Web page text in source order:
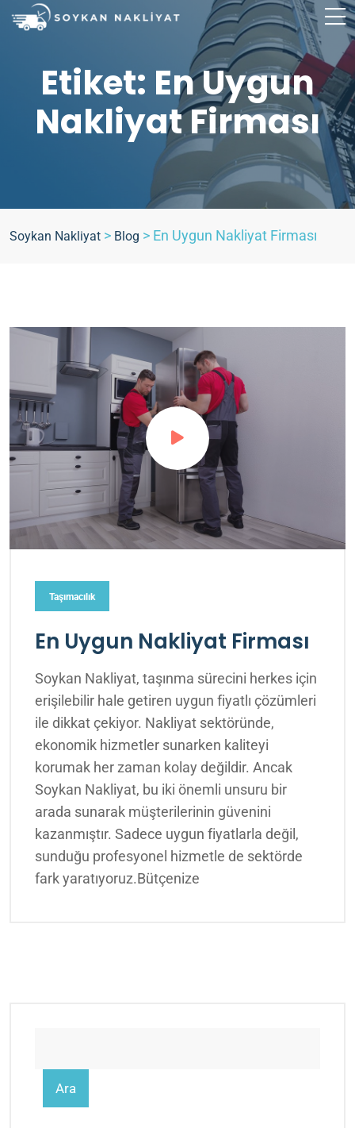
Etiket: En Uygun
Nakliyat Firması
Soykan Nakliyat > Blog > En Uygun Nakliyat Firması
Taşımacılık
En Uygun Nakliyat Firması
Soykan Nakliyat, taşınma sürecini herkes için
erişilebilir hale getiren uygun fiyatlı çözümleri
ile dikkat çekiyor. Nakliyat sektöründe,
ekonomik hizmetler sunarken kaliteyi
korumak her zaman kolay değildir. Ancak
Soykan Nakliyat, bu iki önemli unsuru bir
arada sunarak müşterilerinin güvenini
kazanmıştır. Sadece uygun fiyatlarla değil,
sunduğu profesyonel hizmetle de sektörde
fark yaratıyoruz.Bütçenize
Ara